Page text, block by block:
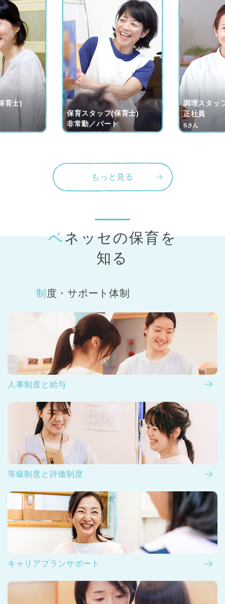
育士)
保育スタッフ(保育士)
非常勤／パート
調理スタッ
正社員
Sさん
もっと見る
ベネッセの保育を
知る
制度・サポート体制
人事制度と給与
等級制度と評価制度
キャリアプランサポート